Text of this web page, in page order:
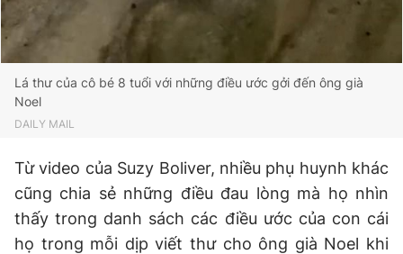
Lá thư của cô bé 8 tuổi với những điều ước gởi đến ông già
Noel
DAILY MAIL
Từ video của Suzy Boliver, nhiều phụ huynh khác
cũng chia sẻ những điều đau lòng mà họ nhìn
thấy trong danh sách các điều ước của con cái
họ trong mỗi dịp viết thư cho ông già Noel khi